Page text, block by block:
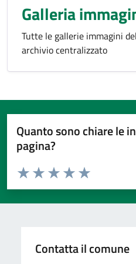
Galleria
Tutte le gallerie immagini
archivio centralizzato
Quanto sono chiare le
pagina?
Valuta da 1 a 5 stelle la pagina
Valuta 5
Valuta 4 stelle su
Valuta 3 stelle su 5
Valuta 2 stelle su 5
Valuta 1 stelle su 5
Contatta il comune